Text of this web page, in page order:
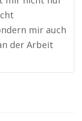
mir auch
der Arbeit